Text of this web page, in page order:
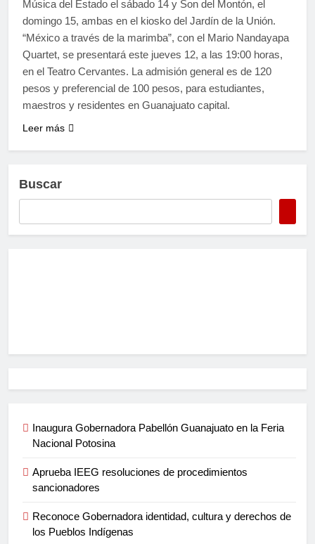
Música del Estado el sábado 14 y Son del Montón, el
domingo 15, ambas en el kiosko del Jardín de la Unión.
“México a través de la marimba”, con el Mario Nandayapa
Quartet, se presentará este jueves 12, a las 19:00 horas,
en el Teatro Cervantes. La admisión general es de 120
pesos y preferencial de 100 pesos, para estudiantes,
maestros y residentes en Guanajuato capital.
Leer más
Buscar
Inaugura Gobernadora Pabellón Guanajuato en la Feria
Nacional Potosina
Aprueba IEEG resoluciones de procedimientos
sancionadores
Reconoce Gobernadora identidad, cultura y derechos de
los Pueblos Indígenas